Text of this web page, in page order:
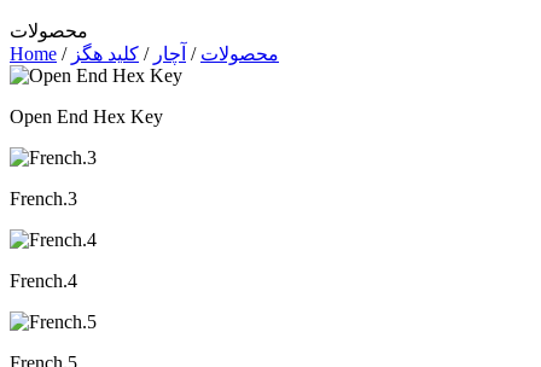
محصولات
Home / محصولات / آچار / کلید هگز
Open End Hex Key
French.3
French.4
French.5